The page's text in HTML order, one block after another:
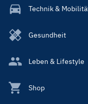
Technik &
Gesundheit
Leben & Lifestyle
Shop